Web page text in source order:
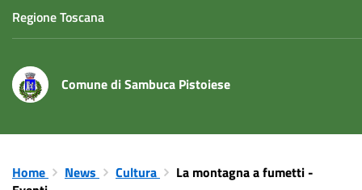
Regione Toscana
Comune di Sambuca Pistoiese
Home News Cultura
La montagna a fumetti -